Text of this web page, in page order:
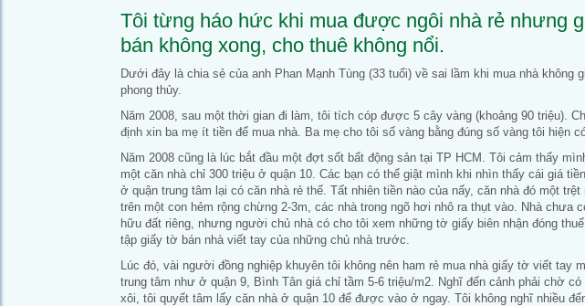
Tôi từng háo hức khi mua được ngôi nhà rẻ nhưng
bán không xong, cho thuê không nổi.
Dưới đây là chia sẻ của anh Phan Mạnh Tùng (33 tuổi) về sai lầm khi mua nhà không
phong thủy.
Năm 2008, sau một thời gian đi làm, tôi tích cóp được 5 cây vàng (khoảng 90 triệu).
định xin ba mẹ ít tiền để mua nhà. Ba mẹ cho tôi số vàng bằng đúng số vàng tôi hiện
Năm 2008 cũng là lúc bắt đầu một đợt sốt bất động sản tại TP HCM. Tôi cảm thấy
một căn nhà chỉ 300 triệu ở quận 10. Các bạn có thể giật mình khi nhìn thấy cái giá
ở quận trung tâm lại có căn nhà rẻ thế. Tất nhiên tiền nào của nấy, căn nhà đó một
trên một con hẻm rộng chừng 2-3m, các nhà trong ngõ hơi nhô ra thụt vào. Nhà chưa
hữu đất riêng, nhưng người chủ nhà có cho tôi xem những tờ giấy biên nhận đóng
tập giấy tờ bán nhà viết tay của những chủ nhà trước.
Lúc đó, vài người đồng nghiệp khuyên tôi không nên ham rẻ mua nhà giấy tờ viết tay
trung tâm như ở quận 9, Bình Tân giá chỉ tầm 5-6 triệu/m2. Nghĩ đến cảnh phải chờ
xôi, tôi quyết tâm lấy căn nhà ở quận 10 để được vào ở ngay. Tôi không nghĩ nhiều